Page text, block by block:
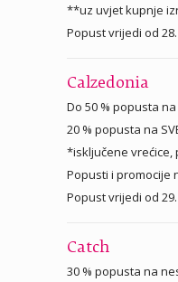
**uz uvjet kupnje
Popust vrijedi od
Calzedonia
Do 50 % popusta
20 % popusta na
*isključene vrećice,
Popusti i promocije
Popust vrijedi od
Catch
30 % popusta na